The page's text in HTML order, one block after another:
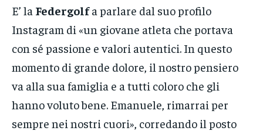
E’ la Federgolfa parlare dal suo profilo
Instagram di «un giovane atleta che portava
con sé passione e valori autentici. In questo
momento di grande dolore, il nostro pensiero
va alla sua famiglia e a tutti coloro che gli
hanno voluto bene. Emanuele, rimarrai per
sempre nei nostri cuori», corredando il posto